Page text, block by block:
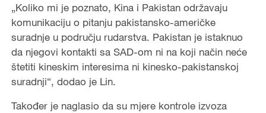
„Koliko mi je poznato, Kina i Pakistan održavaju
komunikaciju o pitanju pakistansko-američke
suradnje u području rudarstva. Pakistan je istaknuo
da njegovi kontakti sa SAD-om ni na koji način neće
štetiti kineskim interesima ni kinesko-pakistanskoj
suradnji“, dodao je Lin.
Također je naglasio da su mjere kontrole izvoza